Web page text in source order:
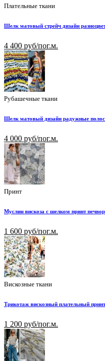
Плательные ткани
Шелк матовый стрейч дизайн
4 400 руб/пог.м.
Рубашечные ткани
Шелк матовый дизайн радужные
4 000 руб/пог.м.
Принт
Муслин вискоза с шелком принт
1 600 руб/пог.м.
Вискозные ткани
Трикотаж вискозный плательный
1 200 руб/пог.м.